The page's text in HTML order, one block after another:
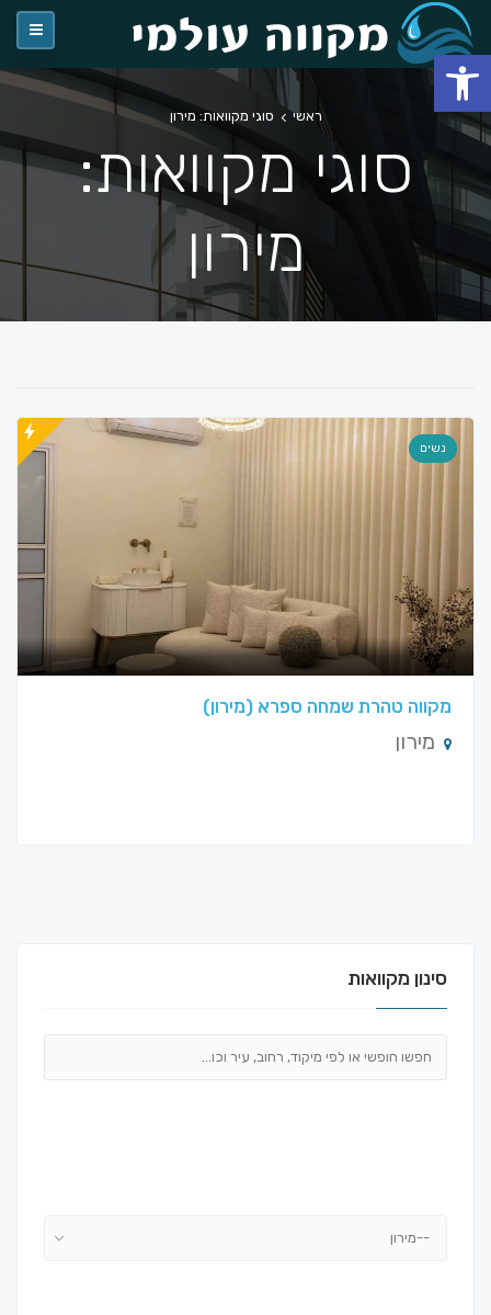
ראשי סוגי מקוואות: מירון
סוגי מקוואות:
מירון
נשים
מקווה טהרת שמחה ספרא (מירון)
מירון
סינון מקוואות
--מירון
פתח סרגל נגישות